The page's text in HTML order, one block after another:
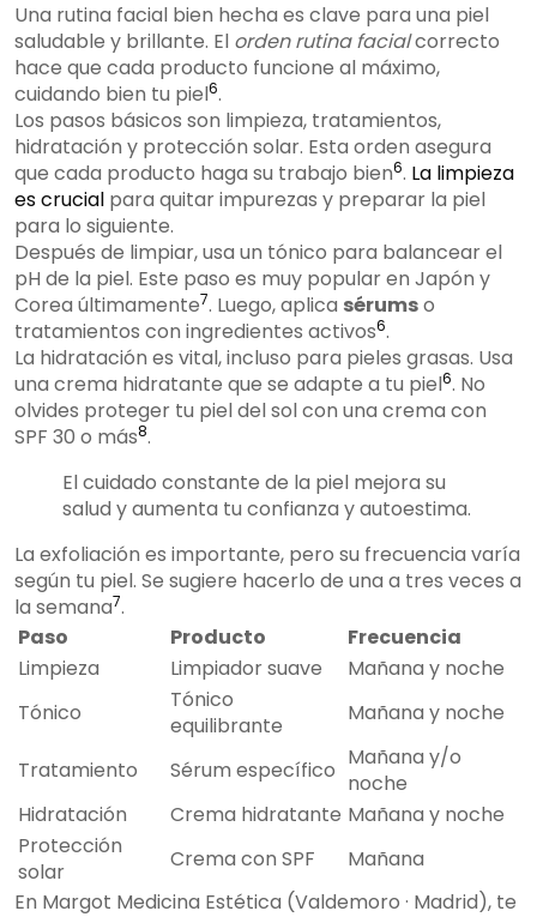
Una rutina facial bien hecha es clave para una piel
saludable y brillante. El orden rutina facialcorrecto
hace que cada producto funcione al máximo,
cuidando bien tu piel6.
Los pasos básicos son limpieza, tratamientos,
hidratación y protección solar. Esta orden asegura
que cada producto haga su trabajo bien6. La limpieza
es crucial para quitar impurezas y preparar la piel
para lo siguiente.
Después de limpiar, usa un tónico para balancear el
pH de la piel. Este paso es muy popular en Japón y
Corea últimamente7. Luego, aplica sérumso
tratamientos con ingredientes activos6.
La hidratación es vital, incluso para pieles grasas. Usa
una crema hidratante que se adapte a tu piel6. No
olvides proteger tu piel del sol con una crema con
SPF 30 o más8.
El cuidado constante de la piel mejora su
salud y aumenta tu confianza y autoestima.
La exfoliación es importante, pero su frecuencia varía
según tu piel. Se sugiere hacerlo de una a tres veces a
la semana7.
Paso
Producto
Frecuencia
Limpieza
Limpiador suave
Mañana y noche
Tónico
Tónico
equilibrante
Mañana y noche
Tratamiento Sérum específico Mañana y/o
noche
Hidratación
Crema hidratante Mañana y noche
Protección
solar
Crema con SPF
Mañana
En Margot Medicina Estética (Valdemoro · Madrid), te